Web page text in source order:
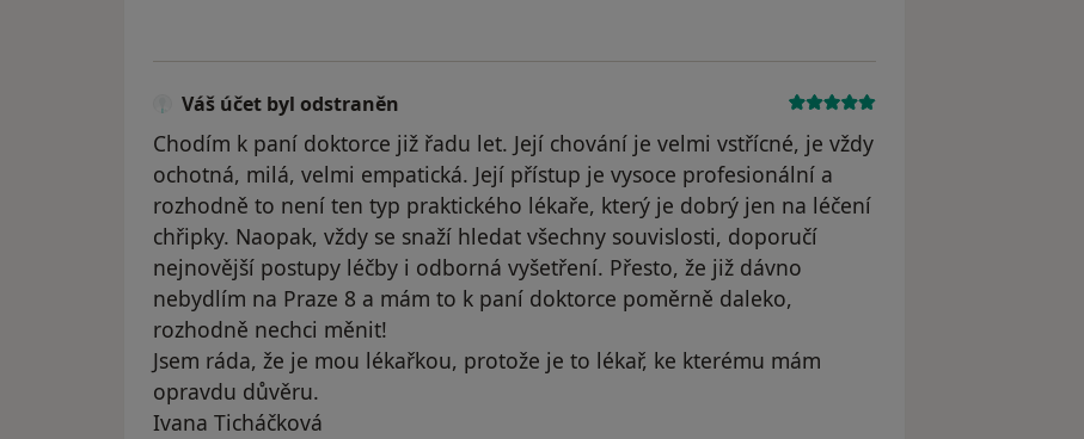
Váš účet byl odstraněn
Chodím k paní doktorce již řadu let. Její chování je velmi vstřícné, je vždy
ochotná, milá, velmi empatická. Její přístup je vysoce profesionální a
rozhodně to není ten typ praktického lékaře, který je dobrý jen na léčení
chřipky. Naopak, vždy se snaží hledat všechny souvislosti, doporučí
nejnovější postupy léčby i odborná vyšetření. Přesto, že již dávno
nebydlím na Praze 8 a mám to k paní doktorce poměrně daleko,
rozhodně nechci měnit!
Jsem ráda, že je mou lékařkou, protože je to lékař, ke kterému mám
opravdu důvěru.
Ivana Ticháčková